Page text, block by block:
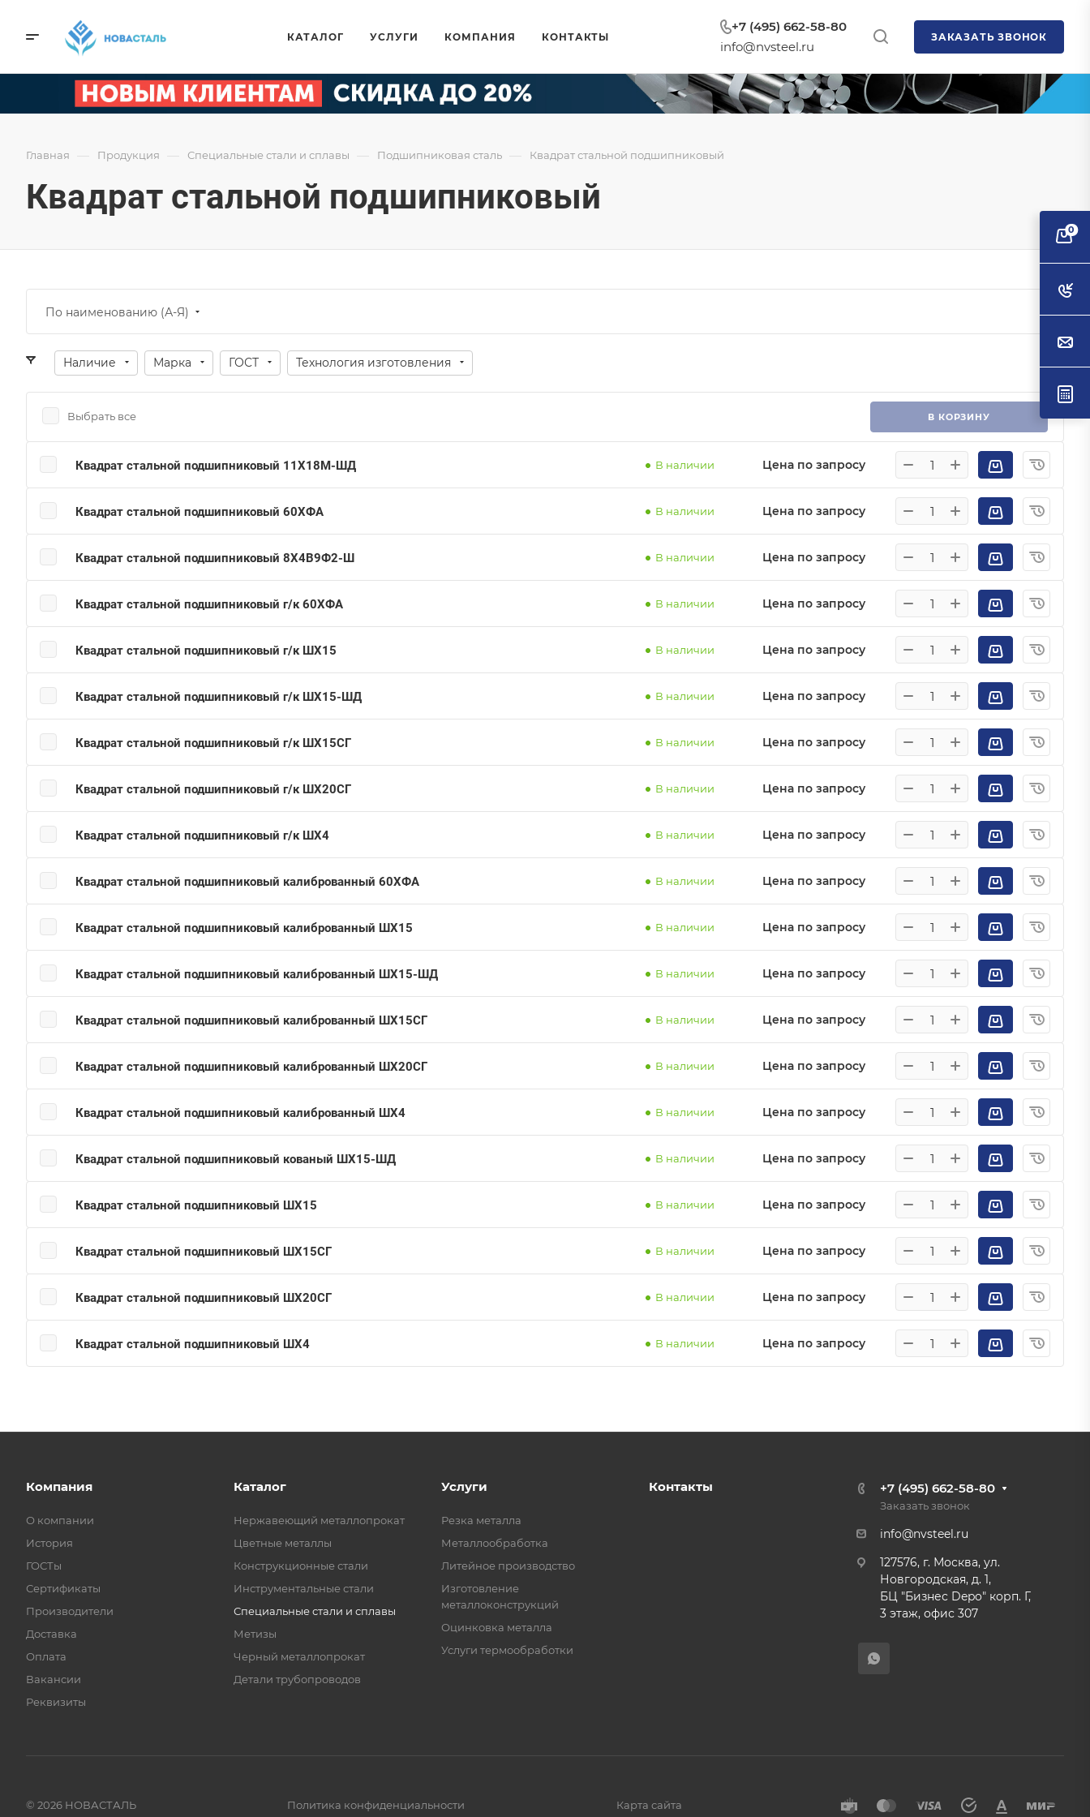
КАТАЛОГ УСЛУГИ КОМПАНИЯ КОНТАКТЫ
+7 (495) 662-58-80
info@nvsteel.ru
ЗАКАЗАТЬ ЗВОНОК
Главная — Продукция — Специальные стали и сплавы — Подшипниковая сталь — Квадрат стальной подшипниковый
Квадрат стальной подшипниковый
По наименованию (А-Я)
Наличие Марка ГОСТ Технология изготовления
Выбрать все В КОРЗИНУ
Квадрат стальной подшипниковый 11Х18М-ШД В наличии Цена по запросу
Квадрат стальной подшипниковый 60ХФА В наличии Цена по запросу
Квадрат стальной подшипниковый 8Х4В9Ф2-Ш В наличии Цена по запросу
Квадрат стальной подшипниковый г/к 60ХФА В наличии Цена по запросу
Квадрат стальной подшипниковый г/к ШХ15 В наличии Цена по запросу
Квадрат стальной подшипниковый г/к ШХ15-ШД В наличии Цена по запросу
Квадрат стальной подшипниковый г/к ШХ15СГ В наличии Цена по запросу
Квадрат стальной подшипниковый г/к ШХ20СГ В наличии Цена по запросу
Квадрат стальной подшипниковый г/к ШХ4 В наличии Цена по запросу
Квадрат стальной подшипниковый калиброванный 60ХФА В наличии Цена по запросу
Квадрат стальной подшипниковый калиброванный ШХ15 В наличии Цена по запросу
Квадрат стальной подшипниковый калиброванный ШХ15-ШД В наличии Цена по запросу
Квадрат стальной подшипниковый калиброванный ШХ15СГ В наличии Цена по запросу
Квадрат стальной подшипниковый калиброванный ШХ20СГ В наличии Цена по запросу
Квадрат стальной подшипниковый калиброванный ШХ4 В наличии Цена по запросу
Квадрат стальной подшипниковый кованый ШХ15-ШД В наличии Цена по запросу
Квадрат стальной подшипниковый ШХ15 В наличии Цена по запросу
Квадрат стальной подшипниковый ШХ15СГ В наличии Цена по запросу
Квадрат стальной подшипниковый ШХ20СГ В наличии Цена по запросу
Квадрат стальной подшипниковый ШХ4 В наличии Цена по запросу
Компания
О компании
История
ГОСТы
Сертификаты
Производители
Доставка
Оплата
Вакансии
Реквизиты
Каталог
Нержавеющий металлопрокат
Цветные металлы
Конструкционные стали
Инструментальные стали
Специальные стали и сплавы
Метизы
Черный металлопрокат
Детали трубопроводов
Услуги
Резка металла
Металлообработка
Литейное производство
Изготовление
металлоконструкций
Оцинковка металла
Услуги термообработки
Контакты +7 (495) 662-58-80
Заказать звонок
info@nvsteel.ru
127576, г. Москва, ул.
Новгородская, д. 1,
БЦ "Бизнес Depo" корп. Г,
3 этаж, офис 307
© 2026 НОВАСТАЛЬ Политика конфиденциальности Карта сайта
0